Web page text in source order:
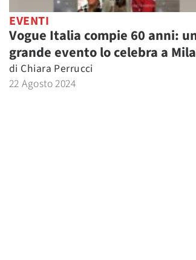
EVENTI
Vogue Italia compie 60 anni:
grande evento lo celebra a
di Chiara Perrucci
22 Agosto 2024